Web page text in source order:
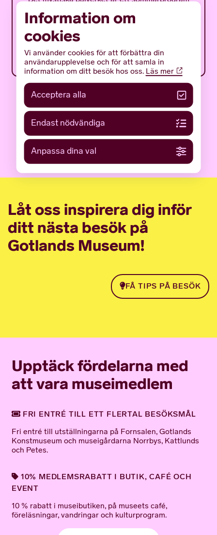
mäktigaste och mest gåtfulla fornlämningar:
12 JUNI 2026 NYHETER
LÄS FLER NYHETER
Låt oss inspirera dig inför
ditt nästa besök på
Gotlands Museum!
FÅ TIPS PÅ BESÖK
Upptäck fördelarna med
att vara museimedlem
FRI ENTRÉ TILL ETT FLERTAL BESÖKSMÅL
Fri entré till utställningarna på Fornsalen, Gotlands
Konstmuseum och museigårdarna Norrbys, Kattlunds
och Petes.
10% MEDLEMSRABATT I BUTIK, CAFÉ OCH
EVENT
10 % rabatt i museibutiken, på museets café,
föreläsningar, vandringar och kulturprogram.
Information om
cookies
Vi använder cookies för att förbättra din
användarupplevelse och för att samla in
information om ditt besök hos oss. Läs mer
Acceptera alla
Endast nödvändiga
Anpassa dina val